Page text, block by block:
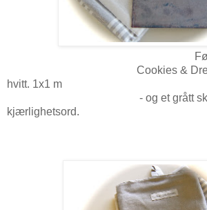
Cookies & Dreams
hvitt. 1x1 m
- og et grått skilt i
kjærlighetsord.